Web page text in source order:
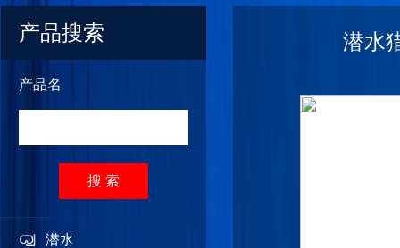
产品搜索
产品名
搜 索
潜水
潜水